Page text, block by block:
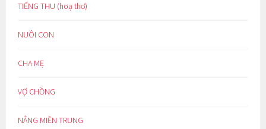
TIẾNG THU (hoạ thơ)
NUÔI CON
CHA MẸ
VỢ CHỒNG
NẮNG MIỀN TRUNG